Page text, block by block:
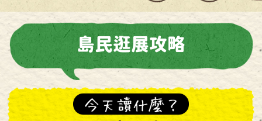
島民逛展攻略